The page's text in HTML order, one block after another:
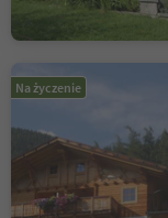
Na życzenie